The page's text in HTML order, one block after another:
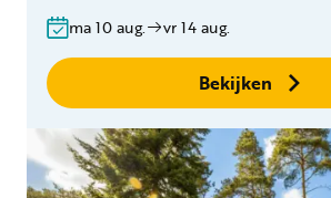
Gratis
binnen 24 uur
Geen
ma 10 aug. vr 14 aug.
Bekijken